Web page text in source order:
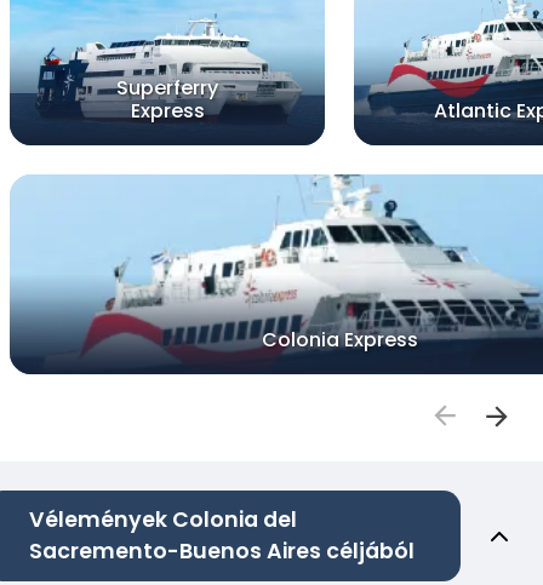
Superferry
Express
Atlantic
Colonia Express
Vélemények Colonia del
Sacremento-Buenos Aires céljából